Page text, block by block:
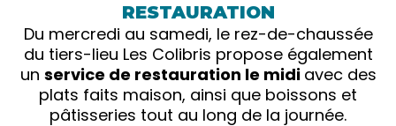
RESTAURATION
Du mercredi au samedi, le rez-de-chaussée
du tiers-lieu Les Colibris propose également
un service de restauration le midi avec des
plats faits maison, ainsi que boissons et
pâtisseries tout au long de la journée.